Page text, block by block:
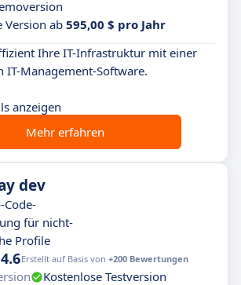
Version ab595,00 $ pro Jahr
Ihre IT-Infrastruktur mit einer
IT-Management-Software.
anzeigen
Mehr erfahren
dev
Code-
für nicht-
Profile
4.6Erstellt auf Basis von +200 Bewertungen
Kostenlose Testversion